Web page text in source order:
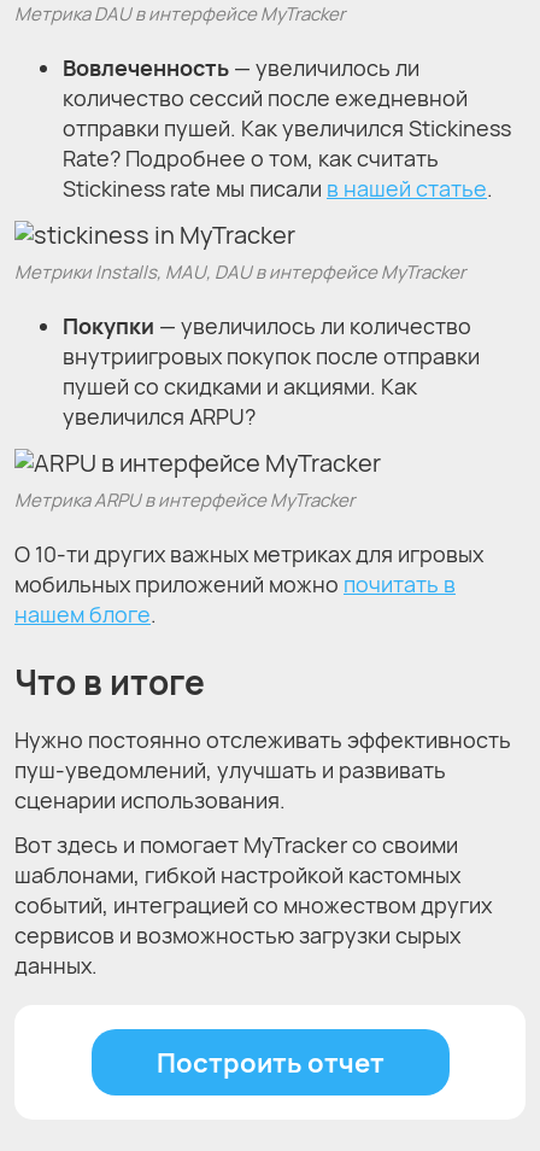
Метрика DAU в интерфейсе MyTracker
Вовлеченность — увеличилось ли
количество сессий после ежедневной
отправки пушей. Как увеличился Stickiness
Rate? Подробнее о том, как считать
Stickiness rate мы писали в нашей статье.
Метрики Installs, MAU, DAU в интерфейсе MyTracker
Покупки — увеличилось ли количество
внутриигровых покупок после отправки
пушей со скидками и акциями. Как
увеличился ARPU?
Метрика ARPU в интерфейсе MyTracker
О 10-ти других важных метриках для игровых
мобильных приложений можно почитать в
нашем блоге.
Что в итоге
Нужно постоянно отслеживать эффективность
пуш-уведомлений, улучшать и развивать
сценарии использования.
Вот здесь и помогает MyTracker со своими
шаблонами, гибкой настройкой кастомных
событий, интеграцией со множеством других
сервисов и возможностью загрузки сырых
данных.
Построить отчет